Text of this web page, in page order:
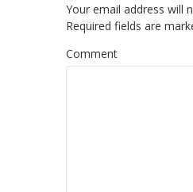
Your email address will
Required fields are
Comment